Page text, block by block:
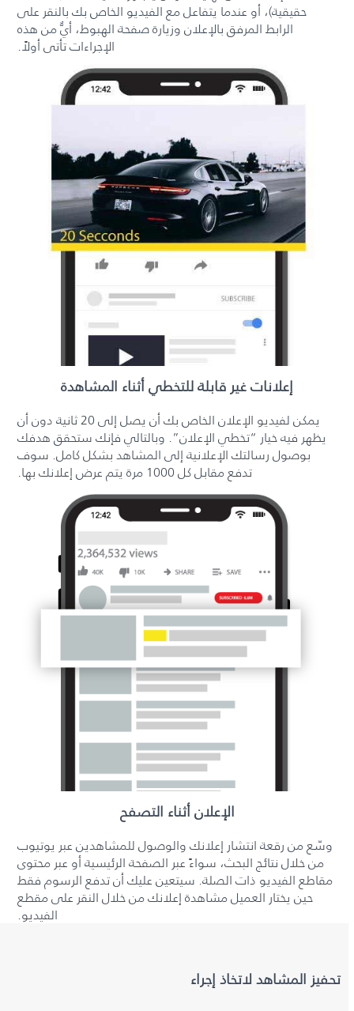
حقيقية)، أو عندما يتفاعل مع الفيديو الخاص بك بالنقر على
الرابط المرفق بالإعلان وزيارة صفحة الهبوط، أيٌّ من هذه
الإجراءات تأتي أولاً.
إعلانات غير قابلة للتخطي أثناء المشاهدة
يمكن لفيديو الإعلان الخاص بك أن يصل إلى 20 ثانية دون أن
يظهر فيه خيار “تخطي الإعلان”. وبالتالي فإنك ستحقق هدفك
بوصول رسالتك الإعلانية إلى المشاهد بشكل كامل. سوف
تدفع مقابل كل 1000 مرة يتم عرض إعلانك بها.
الإعلان أثناء التصفح
وسّع من رقعة انتشار إعلانك والوصول للمشاهدين عبر يوتيوب
من خلال نتائج البحث، سواءً عبر الصفحة الرئيسية أو عبر محتوى
مقاطع الفيديو ذات الصلة. سيتعين عليك أن تدفع الرسوم فقط
حين يختار العميل مشاهدة إعلانك من خلال النقر على مقطع
الفيديو.
تحفيز المشاهد لاتخاذ إجراء